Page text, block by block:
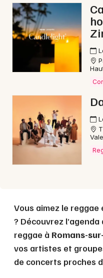
26 - Drôme
Choisir mes
Mon email
Vous aimez le
? Découvrez
reggae à Romans-
vos artistes et
de concerts proches